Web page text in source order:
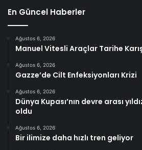
En Güncel Haberler
Ağustos 6, 2026
Manuel Vitesli Araçlar Tarihe
Ağustos 6, 2026
Gazze’de Cilt Enfeksiyonları Krizi
Ağustos 6, 2026
Dünya Kupası’nın devre arası
oldu
Ağustos 6, 2026
Bir ilimize daha hızlı tren geliyor